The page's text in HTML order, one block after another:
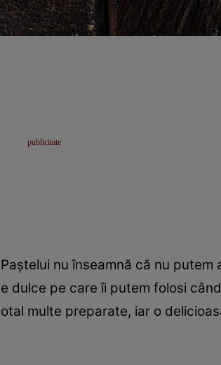
nu înseamnă că nu putem
dulce pe care îi putem folosi
multe preparate, iar o